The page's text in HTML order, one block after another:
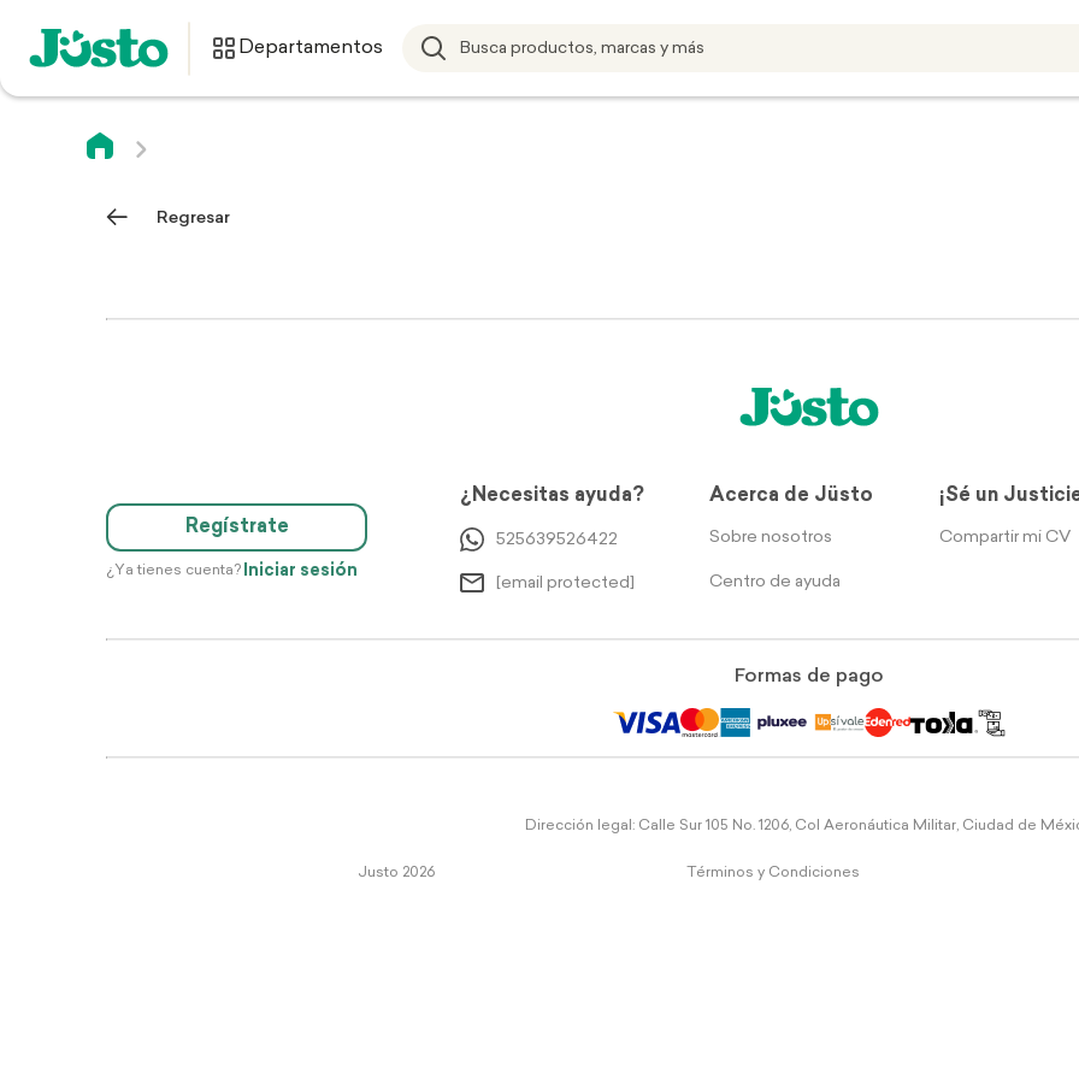
Departamentos
Regresar
Regístrate
¿Ya tienes cuenta? Iniciar sesión
¿Necesitas ayuda?
525639526422
[email protected]
Acerca de Jüsto
Sobre nosotros
Centro de ayuda
¡Sé un
Compartir mi CV
Formas de pago
Dirección legal: Calle Sur 105 No. 1206, Col Aeronáutica Militar, Ciudad de
Justo 2026 Términos y Condiciones